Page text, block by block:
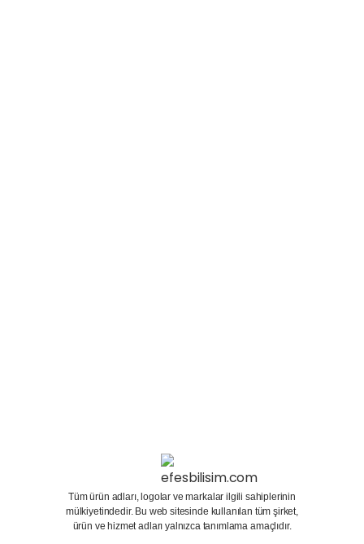
Tüm ürün adları, logolar ve markalar ilgili sahiplerinin
mülkiyetindedir. Bu web sitesinde kullanılan tüm şirket,
ürün ve hizmet adları yalnızca tanımlama amaçlıdır.